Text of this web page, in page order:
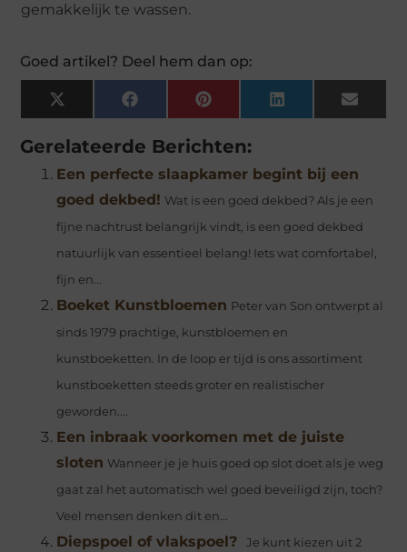
gemakkelijk te wassen.
Goed artikel? Deel hem dan op:
X
(Twitter)
FacebookPinterestLinkedIn Email
Gerelateerde Berichten:
Een perfecte slaapkamer begint bij een
goed dekbed! Wat is een goed dekbed? Als je een
fijne nachtrust belangrijk vindt, is een goed dekbed
natuurlijk van essentieel belang! Iets wat comfortabel,
fijn en...
Boeket Kunstbloemen Peter van Son ontwerpt al
sinds 1979 prachtige, kunstbloemen en
kunstboeketten. In de loop er tijd is ons assortiment
kunstboeketten steeds groter en realistischer
geworden....
Een inbraak voorkomen met de juiste
sloten Wanneer je je huis goed op slot doet als je weg
gaat zal het automatisch wel goed beveiligd zijn, toch?
Veel mensen denken dit en...
Diepspoel of vlakspoel? Je kunt kiezen uit 2